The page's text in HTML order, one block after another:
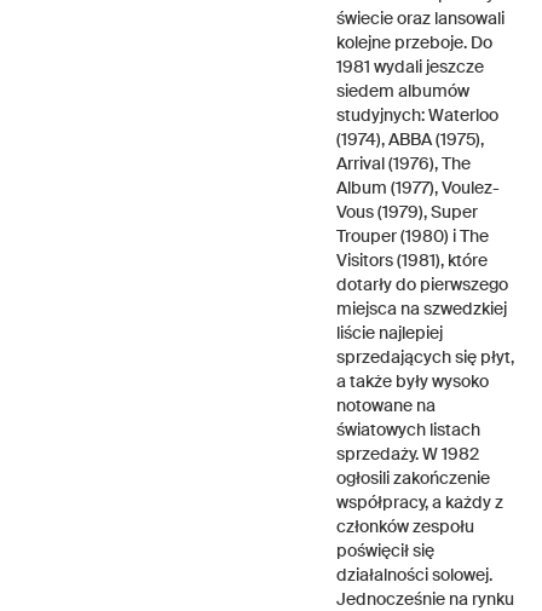
świecie oraz lansowali
kolejne przeboje. Do
1981 wydali jeszcze
siedem albumów
studyjnych: Waterloo
(1974), ABBA (1975),
Arrival (1976), The
Album (1977), Voulez-
Vous (1979), Super
Trouper (1980) i The
Visitors (1981), które
dotarły do pierwszego
miejsca na szwedzkiej
liście najlepiej
sprzedających się płyt,
a także były wysoko
notowane na
światowych listach
sprzedaży. W 1982
ogłosili zakończenie
współpracy, a każdy z
członków zespołu
poświęcił się
działalności solowej.
Jednocześnie na rynku